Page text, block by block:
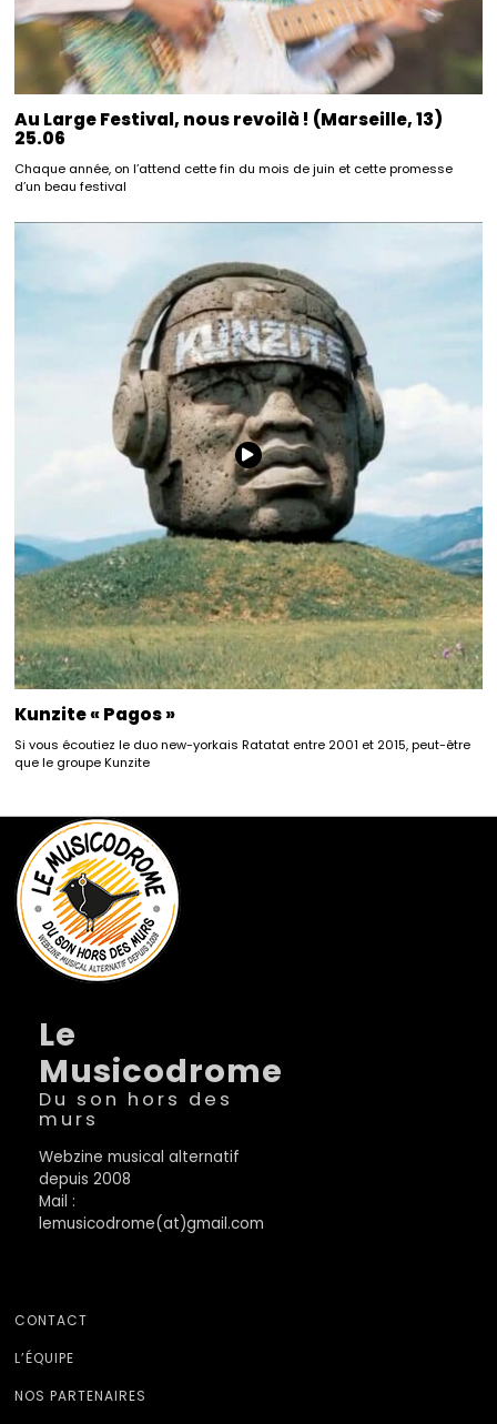
Au Large Festival, nous revoilà ! (Marseille, 13)
25.06
Chaque année, on l’attend cette fin du mois de juin et cette promesse
d’un beau festival
Kunzite « Pagos »
Si vous écoutiez le duo new-yorkais Ratatat entre 2001 et 2015, peut-être
que le groupe Kunzite
Le
Musicodrome
Du son hors des
murs
Webzine musical alternatif
depuis 2008
Mail :
lemusicodrome(at)gmail.com
CONTACT
L’ÉQUIPE
NOS PARTENAIRES